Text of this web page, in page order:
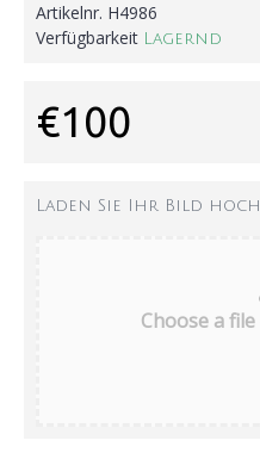
Artikelnr. H4986
Verfügbarkeit Lagernd
€100
Laden Sie Ihr Bild hoch
Choose a file